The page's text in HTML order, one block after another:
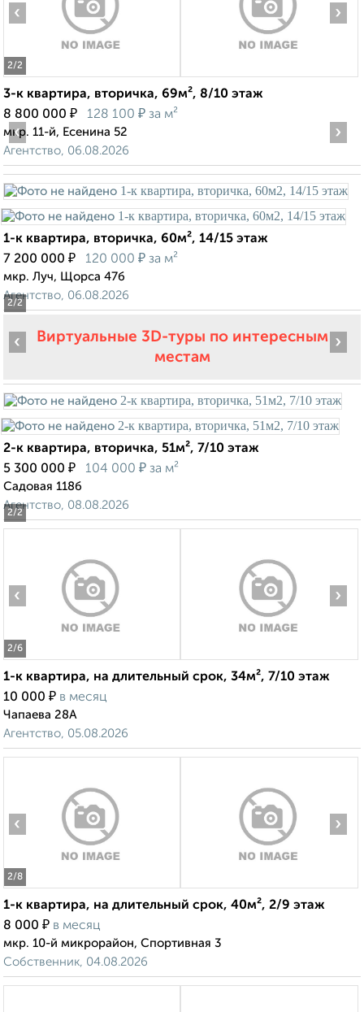
2/2
‹ ›
3-к квартира, вторичка, 69м², 8/10 этаж
8 800 000 ₽ 128 100 ₽ за м²
мкр. 11-й, Есенина 52
Агентство, 06.08.2026
2/2
‹ ›
1-к квартира, вторичка, 60м², 14/15 этаж
7 200 000 ₽ 120 000 ₽ за м²
мкр. Луч, Щорса 47б
Агентство, 06.08.2026
Виртуальные 3D-туры по интересным
местам
2/2
‹ ›
2-к квартира, вторичка, 51м², 7/10 этаж
5 300 000 ₽ 104 000 ₽ за м²
Садовая 118б
Агентство, 08.08.2026
2/6
‹ ›
1-к квартира, на длительный срок, 34м², 7/10 этаж
10 000 ₽ в месяц
Чапаева 28А
Агентство, 05.08.2026
2/8
‹ ›
1-к квартира, на длительный срок, 40м², 2/9 этаж
8 000 ₽ в месяц
мкр. 10-й микрорайон, Спортивная 3
Собственник, 04.08.2026